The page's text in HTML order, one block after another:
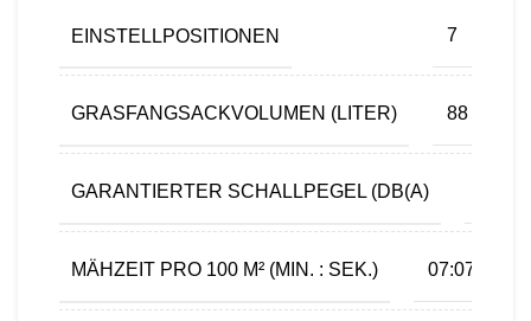
EINSTELLPOSITIONEN 7
GRASFANGSACKVOLUMEN (LITER) 88
GARANTIERTER SCHALLPEGEL (DB(A)
MÄHZEIT PRO 100 M² (MIN. : SEK.) 07:07